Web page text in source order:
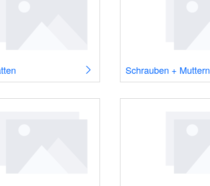
Schrauben + Muttern